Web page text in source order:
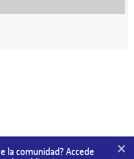
la comunidad? Accede
×